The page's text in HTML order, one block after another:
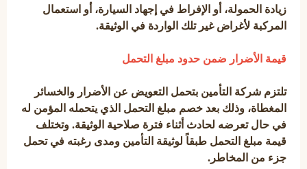
زيادة الحمولة، أو الإفراط في إجهاد السيارة، أو استعمال
المركبة لأغراض غير تلك الواردة في الوثيقة.
قيمة الأضرار ضمن حدود مبلغ التحمل
تلتزم شركة التأمين بتحمل التعويض عن الأضرار والخسائر
المغطاة، وذلك بعد خصم مبلغ التحمل الذي يتحمله المؤمن له
في حال تعرضه لحادث أثناء فترة صلاحية الوثيقة. وتختلف
قيمة مبلغ التحمل طبقاً لوثيقة التأمين ومدى رغبته في تحمل
جزء من المخاطر.